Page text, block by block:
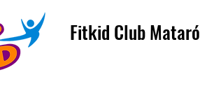
Fitkid Club Mataró